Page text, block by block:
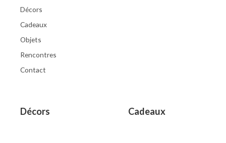
Décors
Cadeaux
Objets
Rencontres
Contact
Décors Cadeaux